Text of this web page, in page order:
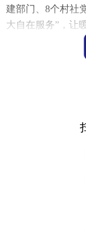
建部门、8个村社
大自在服务”，让
该镇通过“首
展平台。如今，
地”为枢纽构建起
“自在服务主
理难题的“智慧枢
部门、商户、村